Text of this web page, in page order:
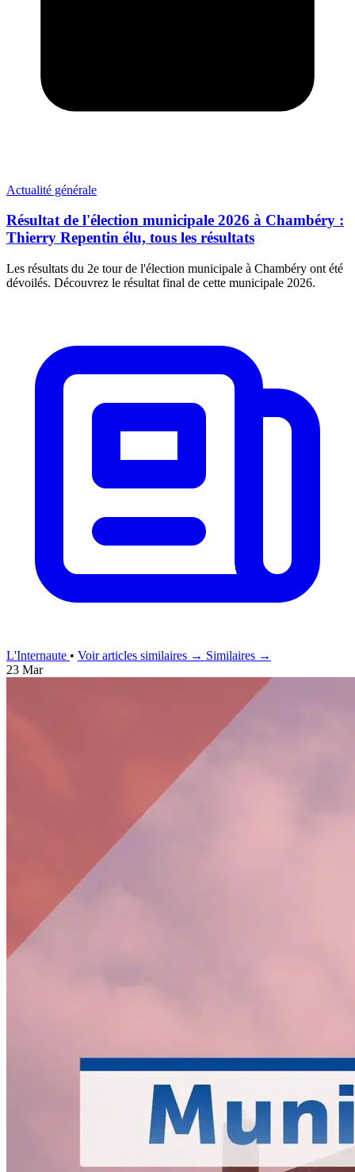
Actualité générale
Résultat de l'élection municipale 2026 à Chambéry :
Thierry Repentin élu, tous les résultats
Les résultats du 2e tour de l'élection municipale à Chambéry ont été
dévoilés. Découvrez le résultat final de cette municipale 2026.
L'Internaute • Voir articles similaires → Similaires →
23 Mar